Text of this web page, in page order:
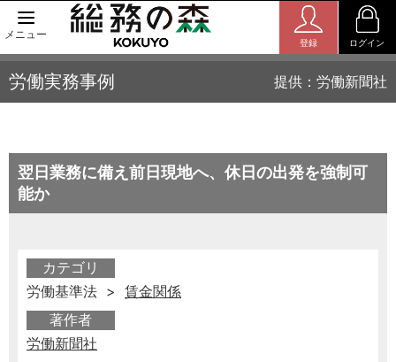
メニュー
登録 ログイン
労働実務事例 提供：労働新聞社
翌日業務に備え前日現地へ、休日の出発を強制可
能か
カテゴリ
労働基準法 > 賃金関係
著作者
労働新聞社